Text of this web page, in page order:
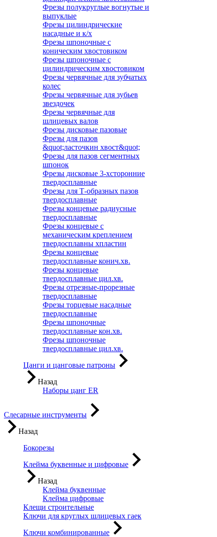
Фрезы полукруглые вогнутые и
выпуклые
Фрезы цилиндрические
насадные и к/х
Фрезы шпоночные с
коническим хвостовиком
Фрезы шпоночные с
цилиндрическим хвостовиком
Фрезы червячные для зубчатых
колес
Фрезы червячные для зубьев
звездочек
Фрезы червячные для
шлицевых валов
Фрезы дисковые пазовые
Фрезы для пазов
&quot;ласточкин хвост&quot;
Фрезы для пазов сегментных
шпонок
Фрезы дисковые 3-хсторонние
твердосплавные
Фрезы для Т-образных пазов
твердосплавные
Фрезы концевые радиусные
твердосплавные
Фрезы концевые с
механическим креплением
твердосплавны хпластин
Фрезы концевые
твердосплавные конич.хв.
Фрезы концевые
твердосплавные цил.хв.
Фрезы отрезные-прорезные
твердосплавные
Фрезы торцевые насадные
твердосплавные
Фрезы шпоночные
твердосплавные кон.хв.
Фрезы шпоночные
твердосплавные цил.хв.
Цанги и цанговые патроны
Назад
Наборы цанг ER
Слесарные инструменты
Назад
Бокорезы
Клейма буквенные и цифровые
Назад
Клейма буквенные
Клейма цифровые
Клещи строительные
Ключи для круглых шлицевых гаек
Ключи комбинированные